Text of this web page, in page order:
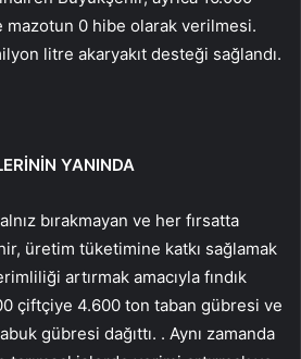
0 hibe olarak verilmesi.
litre akaryakıt desteği sağlandı.
YANINDA
bırakmayan ve her fırsatta
üretim tüketimine katkı sağlamak
artırmak amacıyla fındık
çiftçiye 4.600 ton taban gübresi ve
gübresi dağıttı. . Aynı zamanda